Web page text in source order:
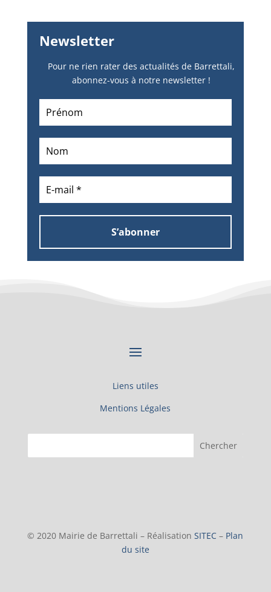
Newsletter
Pour ne rien rater des actualités de Barrettali,
abonnez-vous à notre newsletter !
Liens utiles
Mentions Légales
© 2020 Mairie de Barrettali – RéalisationSITEC – Plan
du site